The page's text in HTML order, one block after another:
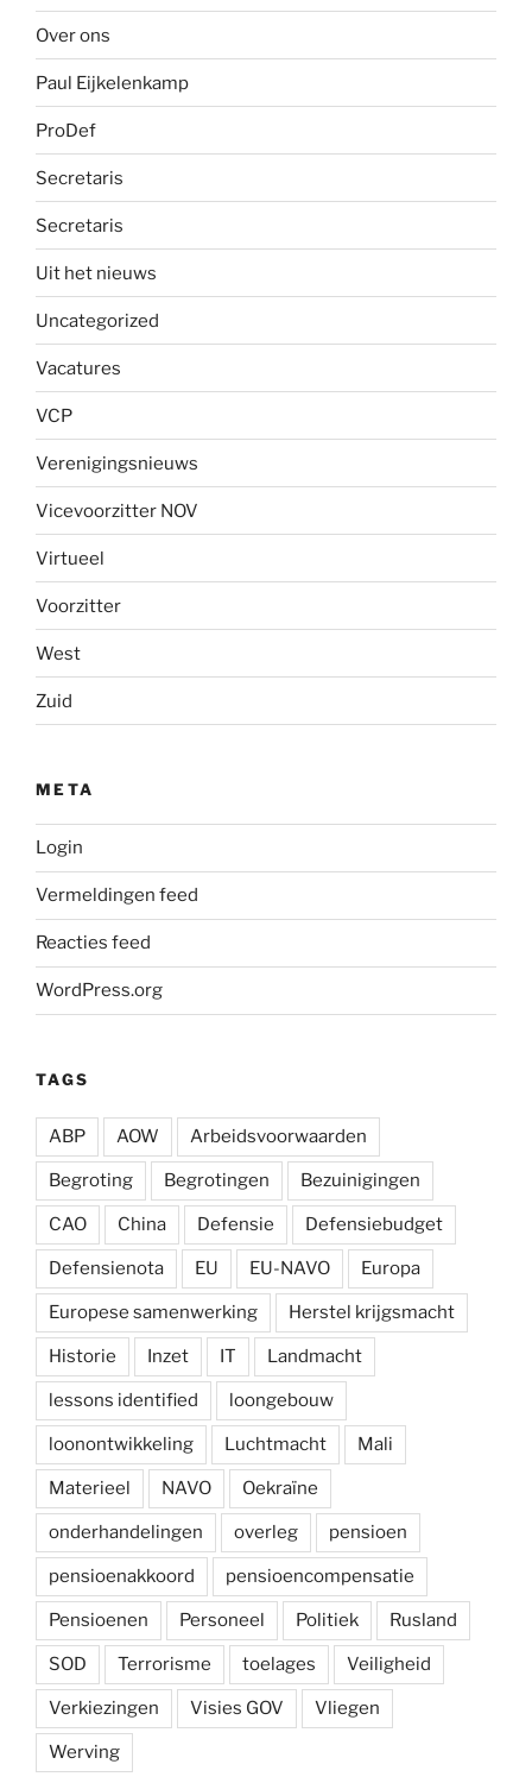
Over ons
Paul Eijkelenkamp
ProDef
Secretaris
Secretaris
Uit het nieuws
Uncategorized
Vacatures
VCP
Verenigingsnieuws
Vicevoorzitter NOV
Virtueel
Voorzitter
West
Zuid
META
Login
Vermeldingen feed
Reacties feed
WordPress.org
TAGS
ABP AOW Arbeidsvoorwaarden
Begroting Begrotingen Bezuinigingen
CAO China Defensie Defensiebudget
Defensienota EU EU-NAVO Europa
Europese samenwerking Herstel krijgsmacht
Historie Inzet IT Landmacht
lessons identified loongebouw
loonontwikkeling Luchtmacht Mali
Materieel NAVO Oekraïne
onderhandelingen overleg pensioen
pensioenakkoord pensioencompensatie
Pensioenen Personeel Politiek Rusland
SOD Terrorisme toelages Veiligheid
Verkiezingen Visies GOV Vliegen
Werving